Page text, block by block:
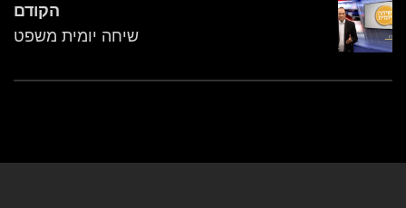
הקודם
שיחה יומית משפט